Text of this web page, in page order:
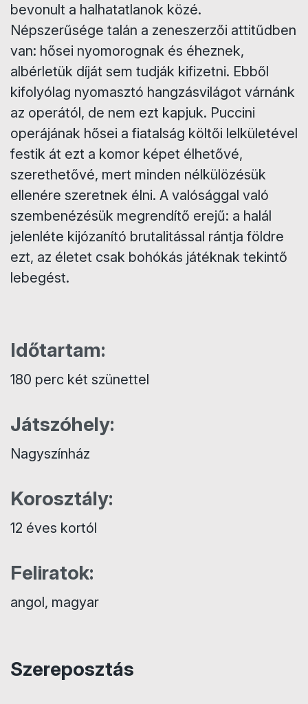
bevonult a halhatatlanok közé.
Népszerűsége talán a zeneszerzői attitűdben
van: hősei nyomorognak és éheznek,
albérletük díját sem tudják kifizetni. Ebből
kifolyólag nyomasztó hangzásvilágot várnánk
az operától, de nem ezt kapjuk. Puccini
operájának hősei a fiatalság költői lelkületével
festik át ezt a komor képet élhetővé,
szerethetővé, mert minden nélkülözésük
ellenére szeretnek élni. A valósággal való
szembenézésük megrendítő erejű: a halál
jelenléte kijózanító brutalitással rántja földre
ezt, az életet csak bohókás játéknak tekintő
lebegést.
Időtartam:
180 perc két szünettel
Játszóhely:
Nagyszínház
Korosztály:
12 éves kortól
Feliratok:
angol, magyar
Szereposztás